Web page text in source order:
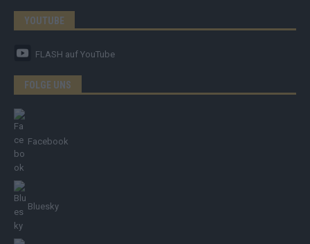
YOUTUBE
FLASH auf YouTube
FOLGE UNS
Facebook
Bluesky